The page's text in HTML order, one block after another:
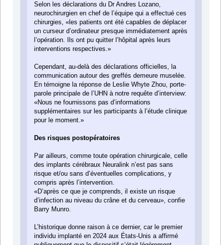
Selon les déclarations du Dr Andres Lozano,
neurochirurgien en chef de l’équipe qui a effectué ces
chirurgies, «les patients ont été capables de déplacer
un curseur d’ordinateur presque immédiatement après
l’opération. Ils ont pu quitter l’hôpital après leurs
interventions respectives.»
Cependant, au-delà des déclarations officielles, la
communication autour des greffés demeure muselée.
En témoigne la réponse de Leslie Whyte Zhou, porte-
parole principale de l’UHN à notre requête d’interview:
«Nous ne fournissons pas d’informations
supplémentaires sur les participants à l’étude clinique
pour le moment.»
Des risques postopératoires
Par ailleurs, comme toute opération chirurgicale, celle
des implants cérébraux Neuralink n’est pas sans
risque et/ou sans d’éventuelles complications, y
compris après l’intervention.
«D’après ce que je comprends, il existe un risque
d’infection au niveau du crâne et du cerveau», confie
Barry Munro.
L’historique donne raison à ce dernier, car le premier
individu implanté en 2024 aux États-Unis a affirmé